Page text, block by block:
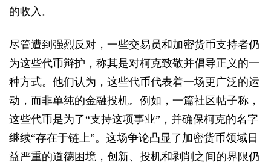
的收入。
尽管遭到强烈反对，一些交易员和加密货币支持者仍
为这些代币辩护，称其是对柯克致敬并倡导正义的一
种方式。他们认为，这些代币代表着一场更广泛的运
动，而非单纯的金融投机。例如，一篇社区帖子称，
这些代币是为了“支持这项事业”，并确保柯克的名字
继续“存在于链上”。这场争论凸显了加密货币领域日
益严重的道德困境，创新、投机和剥削之间的界限仍